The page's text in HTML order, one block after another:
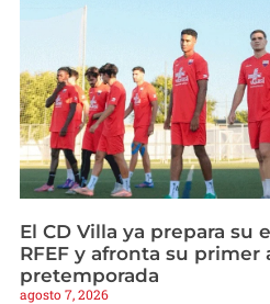
El CD Villa ya prepara su
RFEF y afronta su primer
pretemporada
agosto 7, 2026